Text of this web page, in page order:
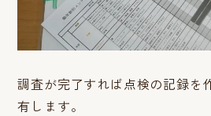
調査が完了すれば点検の記録を
有します。